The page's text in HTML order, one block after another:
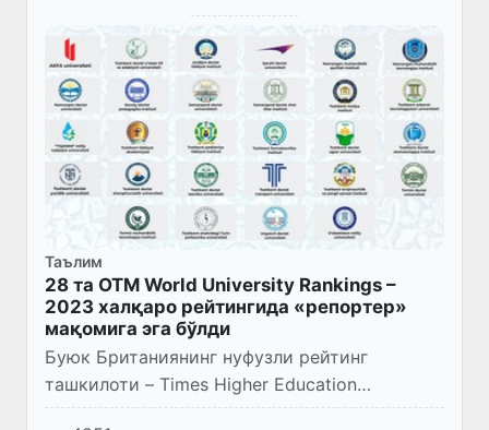
Таълим
28 та ОТМ World University Rankings –
2023 халқаро рейтингида «репортер»
мақомига эга бўлди
Буюк Британиянинг нуфузли рейтинг
ташкилоти – Times Higher Education
агентлиги ўзининг World University Rankings –